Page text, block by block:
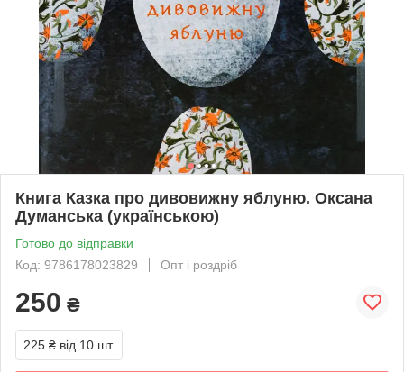
Книга Казка про дивовижну яблуню. Оксана
Думанська (українською)
Готово до відправки
Код: 9786178023829
Опт і роздріб
250 ₴
225 ₴ від 10 шт.